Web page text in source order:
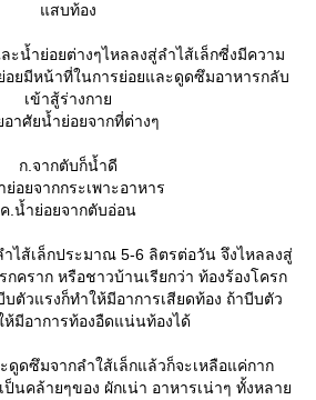
สบท้อง
ะน้ำย่อยต่างๆไหลลงสู่ลำไส้เล็กซี่งมีความ
อยมีหน้าที่ในการย่อยและดูดซึมอาหารกลับ
เข้าสู้ร่างกา
าศัยน้ำย่อยจากที่ต่างๆ
ก.จากตับก็น้ำดี
อยจากกระเพาะอาหาร
ค.น้ำย่อยจากตับอ่อน
ไส้เล็กประมาณ 5-6 ลิตรต่อวัน จึงไหลลงสู่
กคราก หรือชาวบ้านเรียกว่า ท้องร้องโครก
บตัวแรงก็ทำให้มีอาการเสียดท้อง ถ้าบีบตัว
ห้มีอาการท้องอืดแน่นท้องได้
ดูดซึมจากลำใส้เล็กแล้วก็จะเหลือแค่กาก
ป็นคล้ายๆของ ผักเน่า อาหารเน่าๆ ทั้งหลา